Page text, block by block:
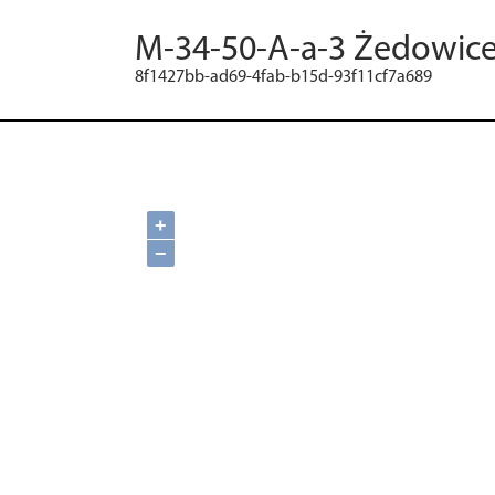
M-34-50-A-a-3
8f1427bb-ad69-4fab-b15d-93f11cf7a689
+
−